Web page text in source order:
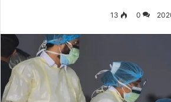
0
13